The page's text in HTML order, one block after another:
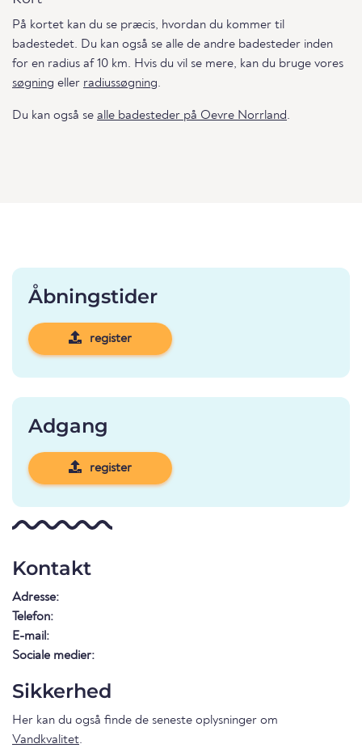
På kortet kan du se præcis, hvordan du kommer til
badestedet. Du kan også se alle de andre badesteder inden
for en radius af 10 km. Hvis du vil se mere, kan du bruge vores
søgning eller radiussøgning.
Du kan også se alle badesteder på Oevre Norrland.
Åbningstider
register
Adgang
register
Kontakt
Adresse:
Telefon:
E-mail:
Sociale medier:
Sikkerhed
Her kan du også finde de seneste oplysninger om
Vandkvalitet.